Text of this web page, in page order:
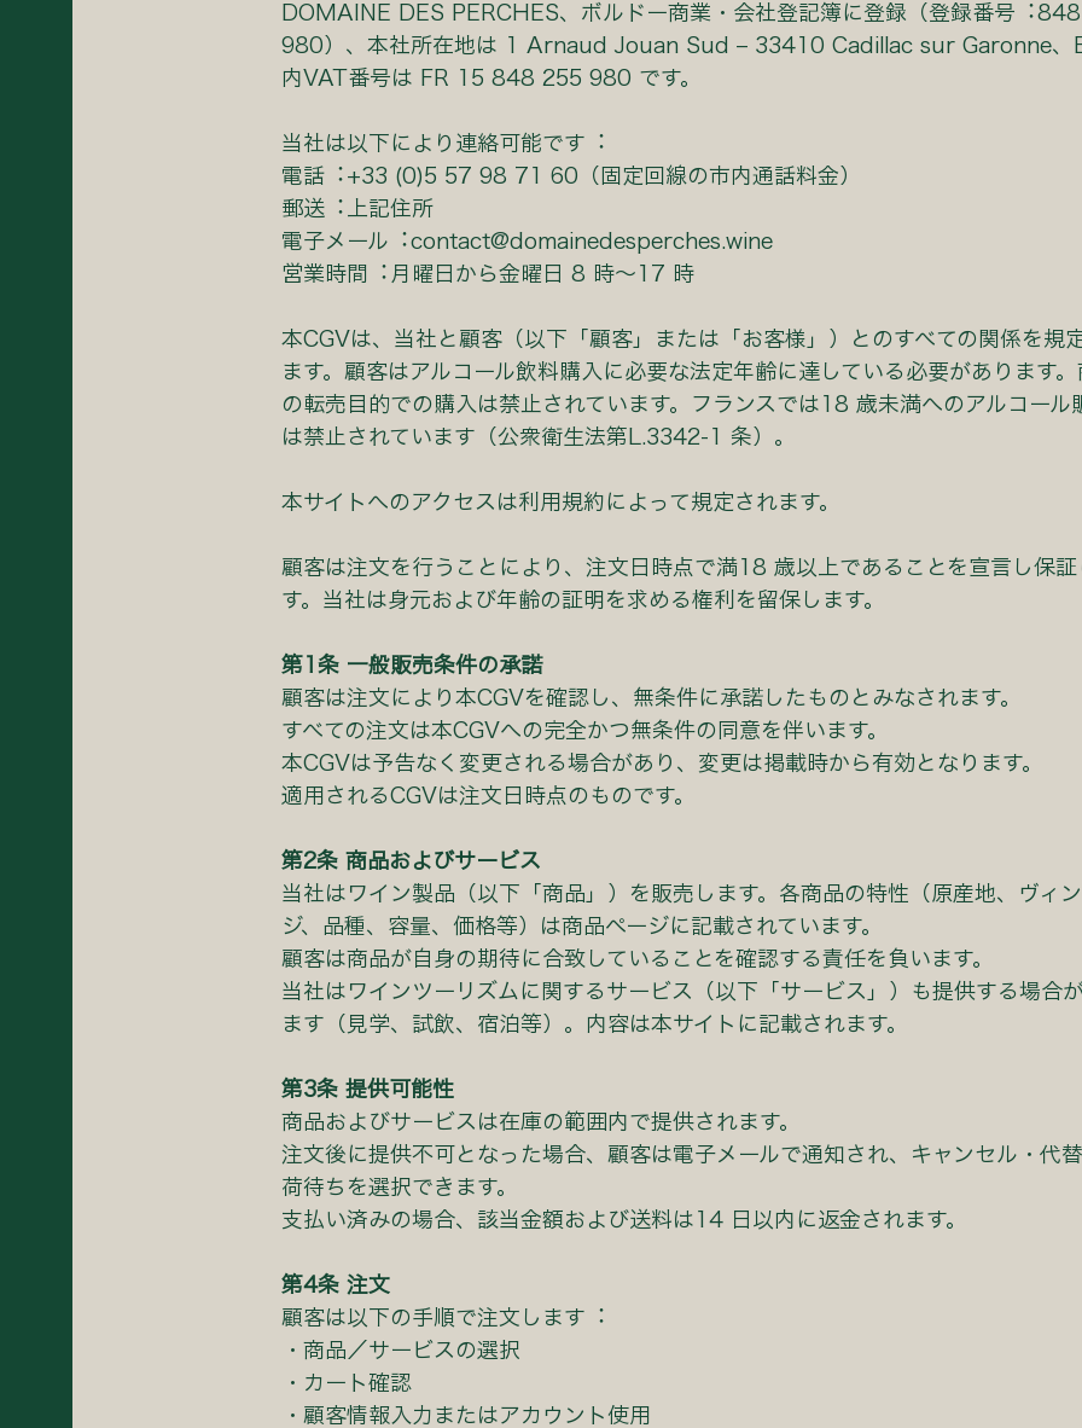
DOMAINE DES PERCHES、ボルドー商業・会社登記簿に登録（登録番号
980）、本社所在地は 1 Arnaud Jouan Sud – 33410 Cadillac sur Garonne、
内VAT番号は FR 15 848 255 980 です。
当社は以下により連絡可能です︓
電話︓+33 (0)5 57 98 71 60（固定回線の市内通話料⾦）
郵送︓上記住所
電⼦メール︓contact@domainedesperches.wine
営業時間︓⽉曜⽇から⾦曜⽇ 8 時〜17 時
本CGVは、当社と顧客（以下「顧客」または「お客様」）とのすべての関係を規
ます。顧客はアルコール飲料購⼊に必要な法定年齢に達している必要があります。
の転売⽬的での購⼊は禁⽌されています。フランスでは18 歳未満へのアルコール
は禁⽌されています（公衆衛⽣法第L.3342-1 条）。
本サイトへのアクセスは利⽤規約によって規定されます。
顧客は注⽂を⾏うことにより、注⽂⽇時点で満18 歳以上であることを宣⾔し保証
す。当社は⾝元および年齢の証明を求める権利を留保します。
第1条 ⼀般販売条件の承諾
顧客は注⽂により本CGVを確認し、無条件に承諾したものとみなされます。
すべての注⽂は本CGVへの完全かつ無条件の同意を伴います。
本CGVは予告なく変更される場合があり、変更は掲載時から有効となります。
適⽤されるCGVは注⽂⽇時点のものです。
第2条 商品およびサービス
当社はワイン製品（以下「商品」）を販売します。各商品の特性（原産地、ヴィ
ジ、品種、容量、価格等）は商品ページに記載されています。
顧客は商品が⾃⾝の期待に合致していることを確認する責任を負います。
当社はワインツーリズムに関するサービス（以下「サービス」）も提供する場合
ます（⾒学、試飲、宿泊等）。内容は本サイトに記載されます。
第3条 提供可能性
商品およびサービスは在庫の範囲内で提供されます。
注⽂後に提供不可となった場合、顧客は電⼦メールで通知され、キャンセル・代
荷待ちを選択できます。
⽀払い済みの場合、該当⾦額および送料は14 ⽇以内に返⾦されます。
第4条 注⽂
顧客は以下の⼿順で注⽂します︓
・商品／サービスの選択
・カート確認
・顧客情報⼊⼒またはアカウント使⽤